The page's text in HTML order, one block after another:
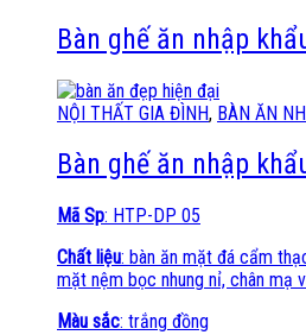
Bàn ghế ăn nhập
NỘI THẤT GIA ĐÌNH, BÀN ĂN
Bàn ghế ăn nhập
Mã Sp: HTP-DP 05
Chất liệu: bàn ăn mặt đá cẩm
mặt nệm bọc nhung nỉ, chân mạ
Màu sắc: trắng đồng